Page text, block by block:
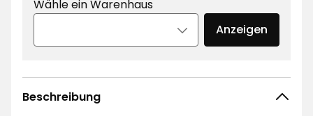
Wähle ein Warenhaus
Anzeigen
Beschreibung